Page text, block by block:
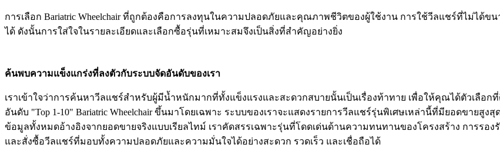
การเลือก Bariatric Wheelchair ที่ถูกต้องคือการลงทุนในความปลอดภัยและคุณภาพชีวิตของผู้ใช้งาน การใช้วีลแชร์ที่ไม่ได้
ได้ ดังนั้นการใส่ใจในรายละเอียดและเลือกซื้อรุ่นที่เหมาะสมจึงเป็นสิ่งที่สำคัญอย่างยิ่ง
ค้นพบความแข็งแกร่งที่ลงตัวกับระบบจัดอันดับของเรา
เราเข้าใจว่าการค้นหาวีลแชร์สำหรับผู้มีน้ำหนักมากที่ทั้งแข็งแรงและสะดวกสบายนั้นเป็นเรื่องท้าทาย เพื่อให้คุณได้ตัวเลือกที่
อันดับ "Top 1-10" Bariatric Wheelchair ขึ้นมาโดยเฉพาะ ระบบของเราจะแสดงรายการวีลแชร์รุ่นพิเศษเหล่านี้ที่มียอดขาย
ข้อมูลทั้งหมดอ้างอิงจากยอดขายจริงแบบเรียลไทม์ เราคัดสรรเฉพาะรุ่นที่โดดเด่นด้านความทนทานของโครงสร้าง การร
และสั่งซื้อวีลแชร์ที่มอบทั้งความปลอดภัยและความมั่นใจได้อย่างสะดวก รวดเร็ว และเชื่อถือได้